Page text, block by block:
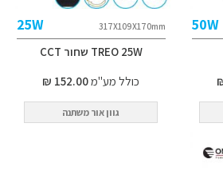
50W
317X109X170mm
25W
TREO 25W שחור CCT
כולל מע"מ152.00 ₪
גוון אור משתנה